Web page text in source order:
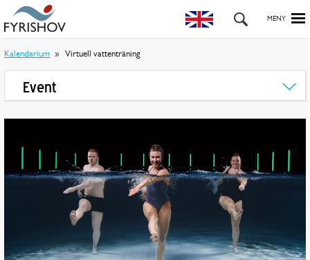
Kalendarium Virtuell vattenträning
Event